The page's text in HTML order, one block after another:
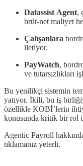
Datassist Agent,
brüt-net maliyet
Çalışanlara
iletiyor.
PayWatch,
ve tutarsızlıkları
Bu yenilikçi sistemin
yatıyor. İkili, bu iş
özellikle KOBİ’lerin
konusunda kritik bir rol
Agentic Payroll
tıklamanız yeterli.